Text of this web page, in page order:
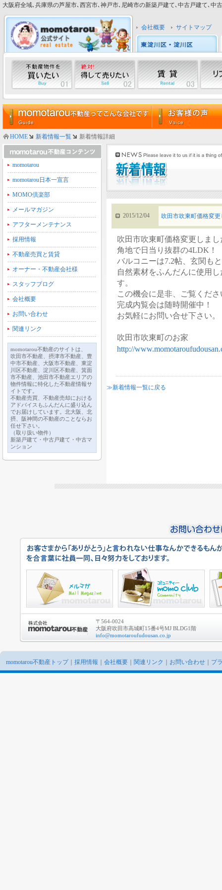
大阪府全域､兵庫県の芦屋市､西宮市､神戸市､尼崎市の新築戸建て､中古戸建て､中
会社概要 サイトマップ
HOME 新着情報一覧 新着情報詳細
momotarou
momotarou日本一宣言
MOMO倶楽部
メールマガジン
アフターメンテナンス
採用情報
不動産売買と賃貸
オーナー・不動産会社様
スタッフブログ
会社概要
お問い合わせ
関連リンク
momotarou不動産のサイトは、
吹田市不動産、摂津市不動産、豊
中市不動産、大阪市不動産、東淀
川区不動産、淀川区不動産、箕面
市不動産、池田市不動産エリアの
物件情報に特化した不動産情報サ
イトです。
不動産売買、不動産売却における
アドバイスもふんだんに盛り込ん
でお届けしています。北大阪、北
摂、阪神間の不動産のことならお
任せ下さい。
（取り扱い物件）
新築戸建て・中古戸建て・中古マ
ンション
2015/12/04 吹田市吹東町価格変
吹田市吹東町価格変更しまし
角地で日当り抜群の4LDK！
バルコニーは7.2帖、玄関も
自然素材をふんだんに使用
す。
この機会に是非、ご覧くださ
完成内覧会は随時開催中！
お気軽にお問い合せ下さい。
吹田市吹東町のお家
http://
≫新着情報一覧に戻る
〒564-0024
大阪府吹田市高城町15番4号MJ BLDG1階
info@momotaroufudousan.co.jp
momotarou不動産トップ｜ 採用情報 会社概要 関連リンク お問い合わせ プ